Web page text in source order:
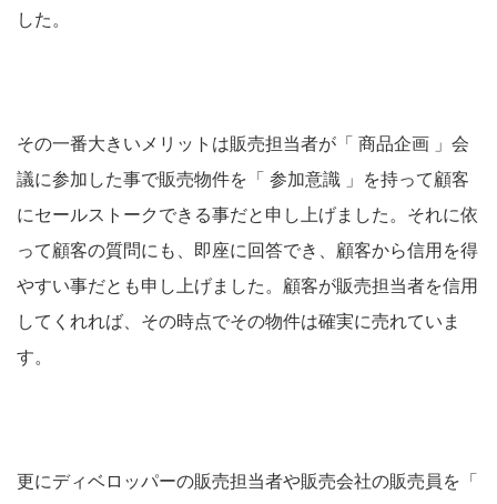
した。
その一番大きいメリットは販売担当者が「 商品企画 」会
議に参加した事で販売物件を「 参加意識 」を持って顧客
にセールストークできる事だと申し上げました。それに依
って顧客の質問にも、即座に回答でき、顧客から信用を得
やすい事だとも申し上げました。顧客が販売担当者を信用
してくれれば、その時点でその物件は確実に売れていま
す。
更にディベロッパーの販売担当者や販売会社の販売員を「